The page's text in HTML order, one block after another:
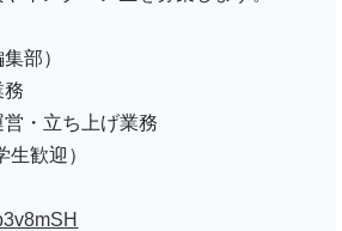
部）
務
・立ち上げ業務
歓迎）